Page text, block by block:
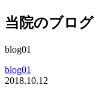
当院のブログ
blog01
blog01
2018.10.12